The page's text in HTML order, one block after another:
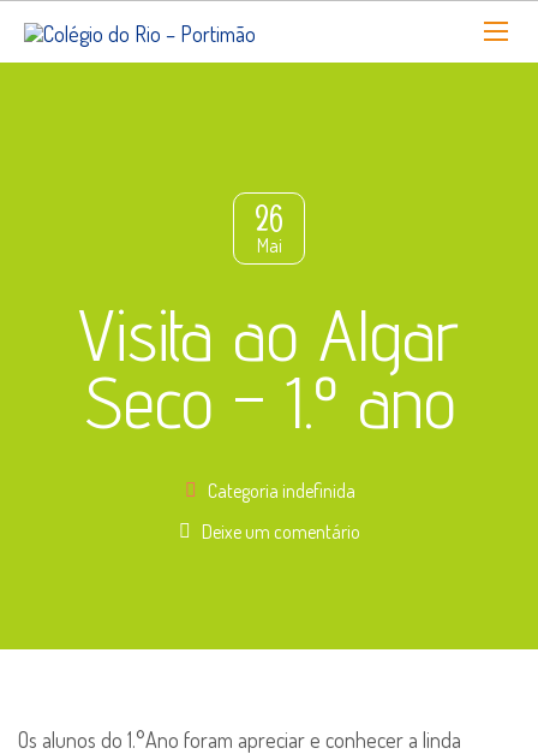
26
Mai
Visita ao Algar
Seco – 1.º ano
Categoria indefinida
Deixe um comentário
Os alunos do 1.°Ano foram apreciar e conhecer a linda